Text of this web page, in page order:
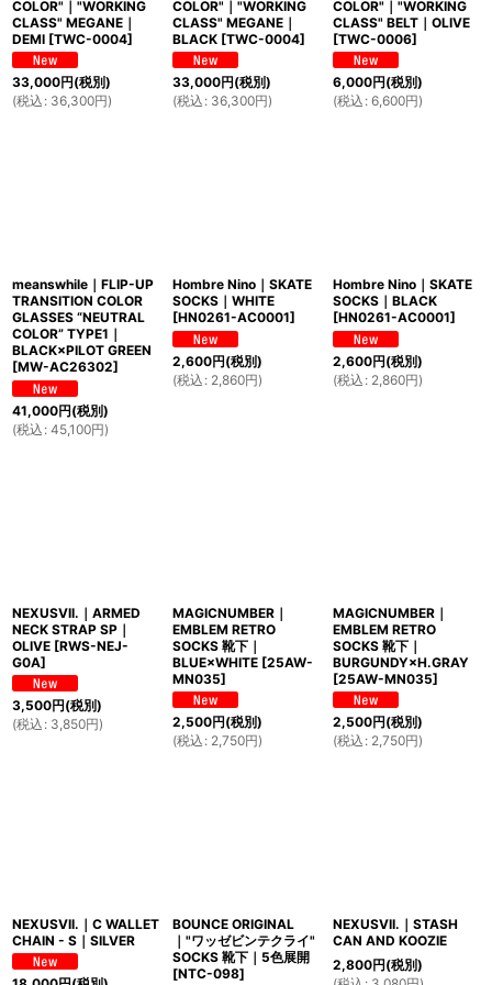
COLOR"｜"WORKING
CLASS" MEGANE｜
DEMI [TWC-0004]
33,000円(税別)
(税込 : 36,300円)
COLOR"｜"WORKING
CLASS" MEGANE｜
BLACK [TWC-0004]
33,000円(税別)
(税込 : 36,300円)
COLOR"｜"WORKING
CLASS" BELT｜OLIVE
[TWC-0006]
6,000円(税別)
(税込 : 6,600円)
meanswhile｜FLIP-UP
TRANSITION COLOR
GLASSES “NEUTRAL
COLOR” TYPE1｜
BLACK×PILOT GREEN
[MW-AC26302]
41,000円(税別)
(税込 : 45,100円)
Hombre Nino｜SKATE
SOCKS｜WHITE
[HN0261-AC0001]
2,600円(税別)
(税込 : 2,860円)
Hombre Nino｜SKATE
SOCKS｜BLACK
[HN0261-AC0001]
2,600円(税別)
(税込 : 2,860円)
NEXUSVII.｜ARMED
NECK STRAP SP｜
OLIVE [RWS-NEJ-
G0A]
3,500円(税別)
(税込 : 3,850円)
MAGICNUMBER｜
EMBLEM RETRO
SOCKS 靴下｜
BLUE×WHITE [25AW-
MN035]
2,500円(税別)
(税込 : 2,750円)
MAGICNUMBER｜
EMBLEM RETRO
SOCKS 靴下｜
BURGUNDY×H.GRAY
[25AW-MN035]
2,500円(税別)
(税込 : 2,750円)
NEXUSVII.｜C WALLET
CHAIN - S｜SILVER
BOUNCE ORIGINAL
｜"ワッゼビンテクライ"
SOCKS 靴下｜5色展開
[NTC-098]
NEXUSVII.｜STASH
CAN AND KOOZIE
2,800円(税別)